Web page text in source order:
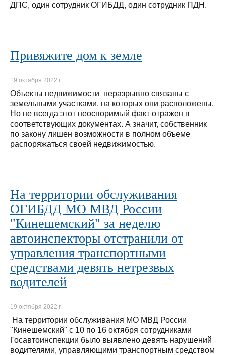
ДПС, один сотрудник ОГИБДД, один сотрудник ПДН.
Привяжите дом к земле
19 октября 2022 г.
Объекты недвижимости неразрывно связаны с
земельными участками, на которых они расположены.
Но не всегда этот неоспоримый факт отражен в
соответствующих документах. А значит, собственник
по закону лишен возможности в полном объеме
распоряжаться своей недвижимостью.
На территории обслуживания
ОГИБДД МО МВД России
"Кинешемский" за неделю
автоинспекторы отстранили от
управления транспортными
средствами девять нетрезвых
водителей
19 октября 2022 г.
На территории обслуживания МО МВД России
"Кинешемский" с 10 по 16 октября сотрудниками
Госавтоинспекции было выявлено девять нарушений
водителями, управляющими транспортным средством